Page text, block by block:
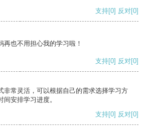
支持[0] 反对[0]
再也不用担心我的学习啦！
支持[0] 反对[0]
非常灵活，可以根据自己的需求选择学习方
安排学习进度。
支持[0] 反对[0]